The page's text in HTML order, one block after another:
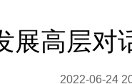
展高层对
2022-06-24